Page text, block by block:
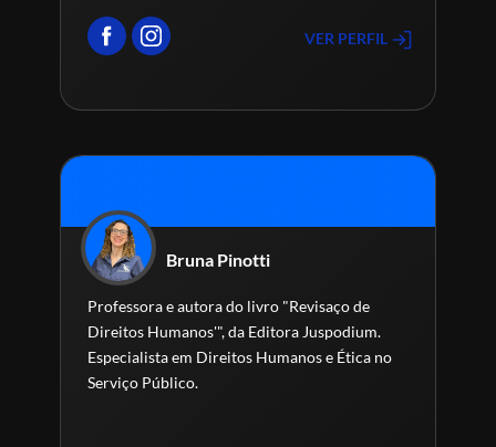
VER PERFIL
Bruna Pinotti
Professora e autora do livro "Revisaço de
Direitos Humanos'", da Editora Juspodium.
Especialista em Direitos Humanos e Ética no
Serviço Público.